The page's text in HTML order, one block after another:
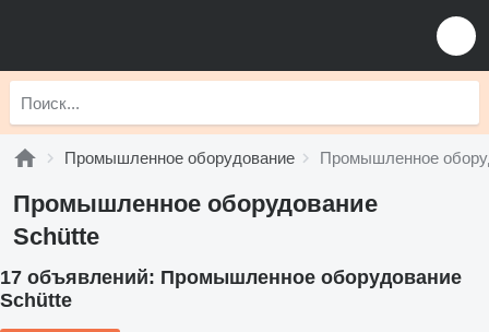
Промышленное оборудование Промышленное
Промышленное оборудование
Schütte
17 объявлений: Промышленное оборудование
Schütte